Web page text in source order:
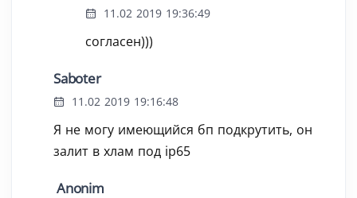
11.02 2019 19:36:49
согласен)))
Saboter
11.02 2019 19:16:48
Я не могу имеющийся бп подкрутить, он
залит в хлам под ip65
Anonim